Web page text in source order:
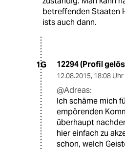
betreffenden Staaten
ists auch dann.
1G 12294 (Profil
12.08.2015, 18:08 Uhr
@Adreas:
Ich schäme mich
empörenden
überhaupt
hier einfach zu
schon, welch